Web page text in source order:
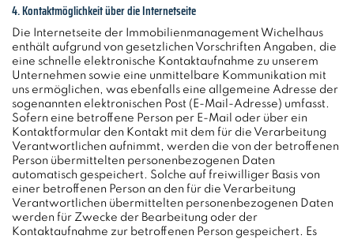
4. Kontaktmöglichkeit über die Internetseite
Die Internetseite der Immobilienmanagement Wichelhaus
enthält aufgrund von gesetzlichen Vorschriften Angaben, die
eine schnelle elektronische Kontaktaufnahme zu unserem
Unternehmen sowie eine unmittelbare Kommunikation mit
uns ermöglichen, was ebenfalls eine allgemeine Adresse der
sogenannten elektronischen Post (E-Mail-Adresse) umfasst.
Sofern eine betroffene Person per E-Mail oder über ein
Kontaktformular den Kontakt mit dem für die Verarbeitung
Verantwortlichen aufnimmt, werden die von der betroffenen
Person übermittelten personenbezogenen Daten
automatisch gespeichert. Solche auf freiwilliger Basis von
einer betroffenen Person an den für die Verarbeitung
Verantwortlichen übermittelten personenbezogenen Daten
werden für Zwecke der Bearbeitung oder der
Kontaktaufnahme zur betroffenen Person gespeichert. Es